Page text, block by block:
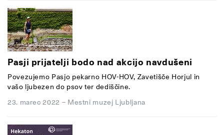
Pasji prijatelji bodo nad akcijo navdušeni
Povezujemo Pasjo pekarno HOV-HOV, Zavetišče Horjul in
vašo ljubezen do psov ter dediščine.
23. marec 2022 – Mestni muzej Ljubljana